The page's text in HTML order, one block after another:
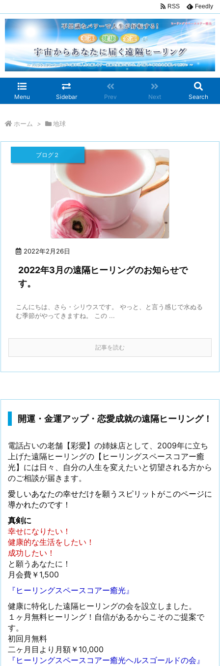
Menu Sidebar Prev Next Search
RSS Feedly
ホーム > 地球
2022年2月26日
ブログ２
2022年3月の遠隔ヒーリングのお知らせで
す。
こんにちは、さら・シリウスです。 やっと、と言う感じで水ぬる
む季節がやってきますね。 この ...
記事を読む
開運・金運アップ・恋愛成就の遠隔ヒーリング！
電話占いの老舗【彩愛】の姉妹店として、2009年に立ち
上げた遠隔ヒーリングの【ヒーリングスペースコアー癒
光】には日々、自分の人生を変えたいと切望される方から
のご相談が届きます。
愛しいあなたの幸せだけを願うスピリットがこのページに
導かれたのです！
真剣に
幸せになりたい！
健康的な生活をしたい！
成功したい！
と願うあなたに！
月会費￥1,500
『ヒーリングスペースコアー癒光』
健康に特化した遠隔ヒーリングの会を設立しました。
１ヶ月無料ヒーリング！自信があるからこそのご提案で
す。
初回月無料
二ヶ月目より月額￥10,000
『ヒーリングスペースコアー癒光ヘルスゴールドの会』